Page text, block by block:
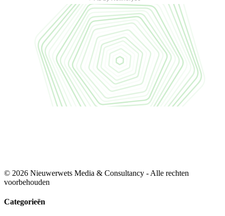
© 2026 Nieuwerwets Media & Consultancy - Alle rechten
voorbehouden
Categorieën